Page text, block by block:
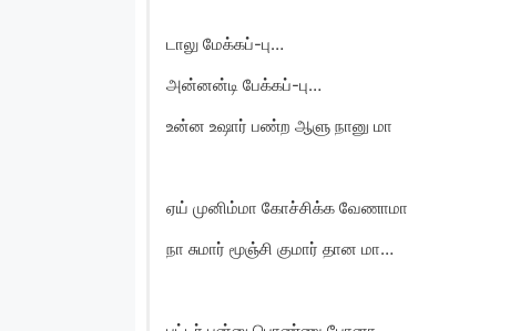
டாலு மேக்கப்-பு…
அன்னன்டி பேக்கப்-பு…
உன்ன உஷார் பண்ற ஆளு நானு மா
ஏய் முனிம்மா கோச்சிக்க வேணாமா
நா சுமார் மூஞ்சி குமார் தான மா…